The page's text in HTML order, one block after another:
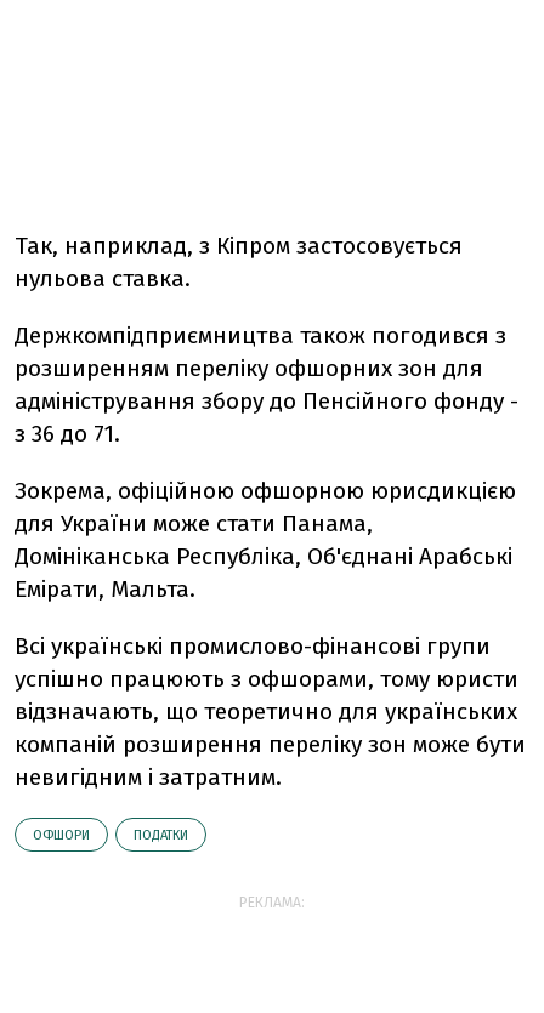
Так, наприклад, з Кіпром застосовується
нульова ставка.
Держкомпідприємництва також погодився з
розширенням переліку офшорних зон для
адміністрування збору до Пенсійного фонду -
з 36 до 71.
Зокрема, офіційною офшорною юрисдикцією
для України може стати Панама,
Домініканська Республіка, Об'єднані Арабські
Емірати, Мальта.
Всі українські промислово-фінансові групи
успішно працюють з офшорами, тому юристи
відзначають, що теоретично для українських
компаній розширення переліку зон може бути
невигідним і затратним.
ОФШОРИ ПОДАТКИ
РЕКЛАМА: